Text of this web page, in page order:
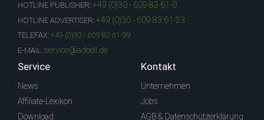
HOTLINE PUBLISHER: +49 (0)30 - 609 83 61-0
HOTLINE ADVERTISER: +49 (0)30 - 609 83 61-23
TELEFAX: +49 (0)30 - 609 83 61-99
E-MAIL: service@adcell.de
Service
News
Affiliate-Lexikon
Download
Kontakt
Unternehmen
Jobs
AGB & Datenschutzerklärung